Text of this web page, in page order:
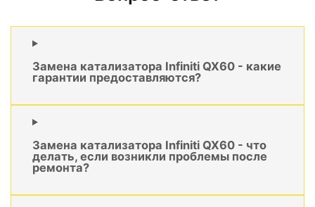
Замена катализатора Infiniti QX60 - какие
гарантии предоставляются?
Замена катализатора Infiniti QX60 - что
делать, если возникли проблемы после
ремонта?